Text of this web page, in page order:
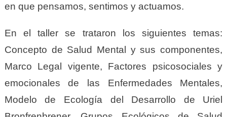
en que pensamos, sentimos y actuamos.
En el taller se trataron los siguientes temas:
Concepto de Salud Mental y sus componentes,
Marco Legal vigente, Factores psicosociales y
emocionales de las Enfermedades Mentales,
Modelo de Ecología del Desarrollo de Uriel